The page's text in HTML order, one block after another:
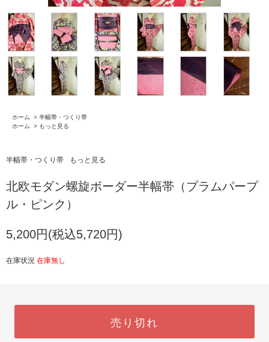
ホーム > 半幅帯・つくり帯
ホーム
> もっと見る
半幅帯・つくり帯 もっと見る
北欧モダン螺旋ボーダー半幅帯（プラムパープ
ル・ピンク）
5,200円(税込5,720円)
在庫状況 在庫無し
売り切れ